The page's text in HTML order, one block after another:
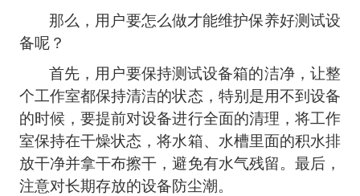
那么，用户要怎么做才能维护保养好测试设
备呢？
首先，用户要保持测试设备箱的洁净，让整
个工作室都保持清洁的状态，特别是用不到设备
的时候，要提前对设备进行全面的清理，将工作
室保持在干燥状态，将水箱、水槽里面的积水排
放干净并拿干布擦干，避免有水气残留。最后，
注意对长期存放的设备防尘潮。